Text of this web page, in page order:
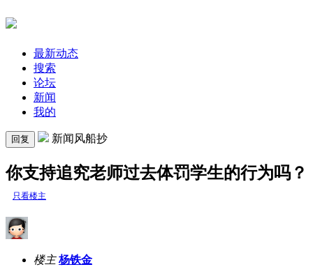
最新动态
搜索
论坛
新闻
我的
回复 新闻风船抄
你支持追究老师过去体罚学生的行为吗？
只看楼主
楼主 杨铁金